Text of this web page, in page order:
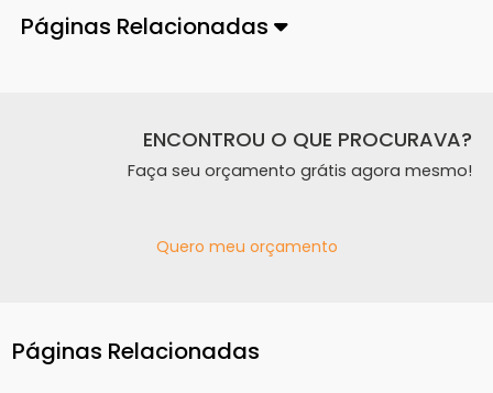
Páginas Relacionadas
ENCONTROU O QUE PROCURAVA?
Faça seu orçamento grátis agora mesmo!
Quero meu orçamento
Páginas Relacionadas